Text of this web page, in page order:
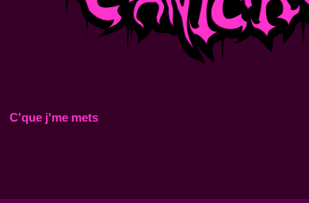
C'que j'me mets